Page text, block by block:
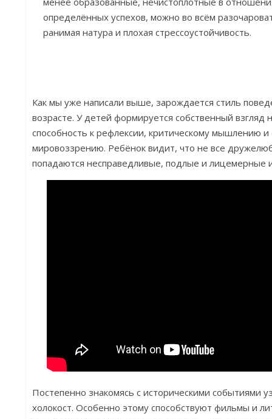
определённых успехов, можно во всём
ранимая натура и плохая стрессоустойчивость.
Как мы уже написали выше, зарождается стиль
возрасте. У детей формируется собственный взгляд
способность к рефлексии, критическому мышлению и
мировоззрению. Ребёнок видит, что не все
попадаются несправедливые, подлые и лицемерные
Постепенно знакомясь с историческими событиями
холокост. Особенно этому способствуют фильмы и